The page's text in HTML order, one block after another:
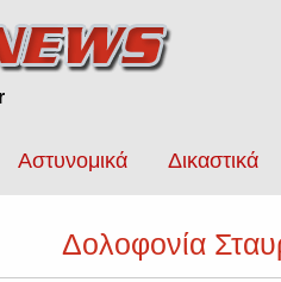
Αστυνομικά Δικαστικά
Δολοφονία